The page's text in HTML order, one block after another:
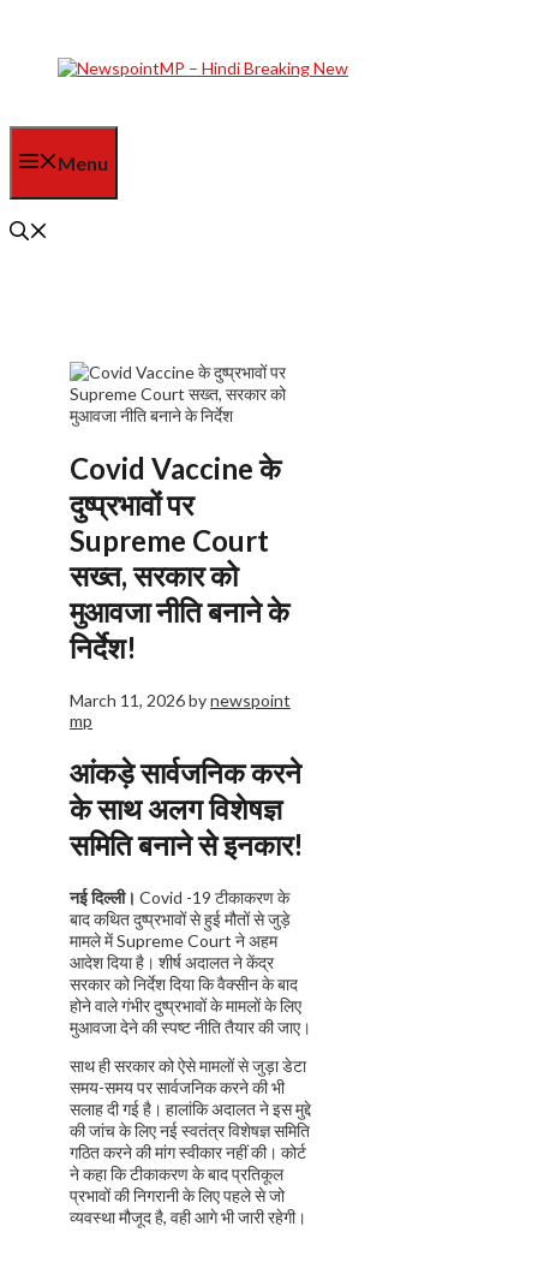
content
Menu
Covid Vaccine के
दुष्प्रभावों पर
Supreme Court
सख्त, सरकार को
मुआवजा नीति बनाने के
निर्देश!
March 11, 2026bynewspoint
mp
आंकड़े सार्वजनिक करने
के साथ अलग विशेषज्ञ
समिति बनाने से इनकार!
नई दिल्ली। Covid -19 टीकाकरण के
बाद कथित दुष्प्रभावों से हुई मौतों से जुड़े
मामले में Supreme Court ने अहम
आदेश दिया है। शीर्ष अदालत ने केंद्र
सरकार को निर्देश दिया कि वैक्सीन के बाद
होने वाले गंभीर दुष्प्रभावों के मामलों के लिए
मुआवजा देने की स्पष्ट नीति तैयार की जाए।
साथ ही सरकार को ऐसे मामलों से जुड़ा डेटा
समय-समय पर सार्वजनिक करने की भी
सलाह दी गई है। हालांकि अदालत ने इस मुद्दे
की जांच के लिए नई स्वतंत्र विशेषज्ञ समिति
गठित करने की मांग स्वीकार नहीं की। कोर्ट
ने कहा कि टीकाकरण के बाद प्रतिकूल
प्रभावों की निगरानी के लिए पहले से जो
व्यवस्था मौजूद है, वही आगे भी जारी रहेगी।